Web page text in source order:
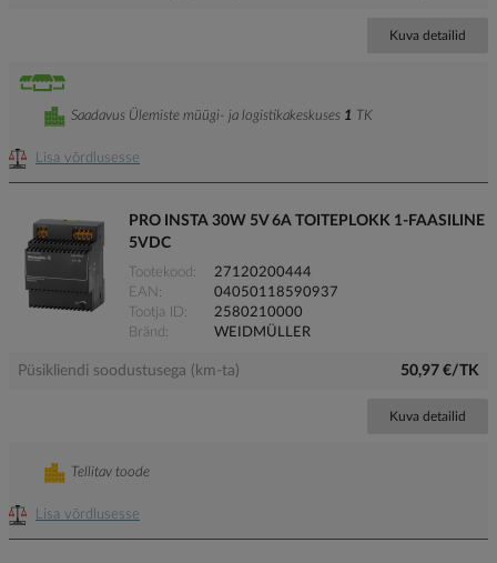
Kuva detailid
Lisa võrdlusesse
Saadavus Ülemiste müügi- ja logistikakeskuses 1 TK
PRO INSTA 30W 5V 6A TOITEPLOKK 1-FAASILINE
5VDC
Tootekood
27120200444
EAN
04050118590937
Tootja ID
2580210000
Bränd
WEIDMÜLLER
Püsikliendi soodustusega (km-ta) 50,97 €/TK
Kuva detailid
Lisa võrdlusesse
Tellitav toode